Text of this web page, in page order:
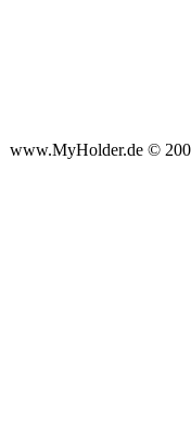
www.MyHolder.de ©